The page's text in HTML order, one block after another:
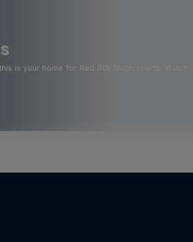
is your home for Red Bull Motorsports. Watch …